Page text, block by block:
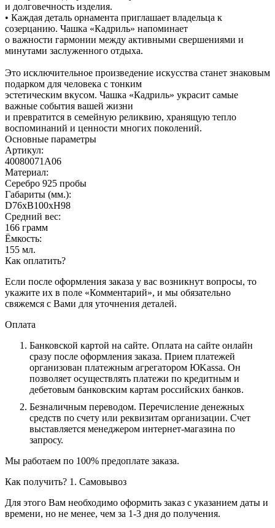
и долговечность изделия.
• Каждая деталь орнамента приглашает владельца к
созерцанию. Чашка «Кадриль» напоминает
о важности гармонии между активными свершениями и
минутами заслуженного отдыха.
Это исключительное произведение искусства станет знаковым
подарком для человека с тонким
эстетическим вкусом. Чашка «Кадриль» украсит самые
важные события вашей жизни
и превратится в семейную реликвию, хранящую тепло
воспоминаний и ценности многих поколений.
Основные параметры
Артикул:
40080071А06
Материал:
Серебро 925 пробы
Габариты (мм.):
D76хB100хH98
Средний вес:
166 грамм
Ёмкость:
155 мл.
Как оплатить?
Если после оформления заказа у вас возникнут вопросы, то
укажите их в поле «Комментарий», и мы обязательно
свяжемся с Вами для уточнения деталей.
Оплата
Банковской картой на сайте. Оплата на сайте онлайн
сразу после оформления заказа. Прием платежей
организован платежным агрегатором ЮKassa. Он
позволяет осуществлять платежи по кредитным и
дебетовым банковским картам российских банков.
Безналичным переводом. Перечисление денежных
средств по счету или реквизитам организации. Счет
выставляется менеджером интернет-магазина по
запросу.
Мы работаем по 100% предоплате заказа.
Как получить? 1. Самовывоз
Для этого Вам необходимо оформить заказ с указанием даты и
времени, но не менее, чем за 1-3 дня до получения.